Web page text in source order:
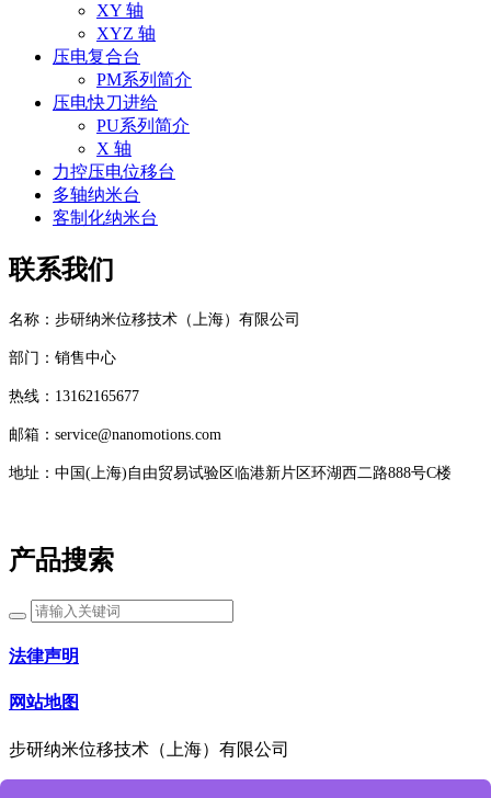
XY 轴
XYZ 轴
压电复合台
PM系列简介
压电快刀进给
PU系列简介
X 轴
力控压电位移台
多轴纳米台
客制化纳米台
联系我们
名称：步研纳米位移技术（上海）有限公司
部门：销售中心
热线：13162165677
邮箱：service@nanomotions.com
地址：中国(上海)自由贸易试验区临港新片区环湖西二路888号C楼
产品搜索
法律声明
网站地图
步研纳米位移技术（上海）有限公司